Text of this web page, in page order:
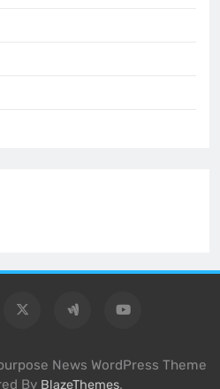
News WordPress Theme
By BlazeThemes.